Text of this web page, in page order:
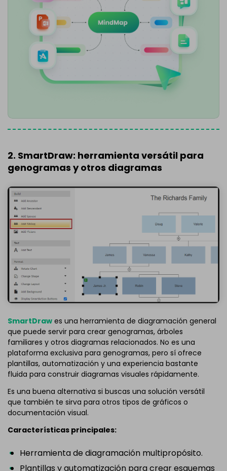
2. SmartDraw: herramienta versátil para
genogramas y otros diagramas
SmartDraw es una herramienta de diagramación general
que puede servir para crear genogramas, árboles
familiares y otros diagramas relacionados. No es una
plataforma exclusiva para genogramas, pero sí ofrece
plantillas, automatización y una experiencia bastante
fluida para construir diagramas visuales rápidamente.
Es una buena alternativa si buscas una solución versátil
que también te sirva para otros tipos de gráficos o
documentación visual.
Características principales:
Herramienta de diagramación multipropósito.
Plantillas y automatización para crear esquemas